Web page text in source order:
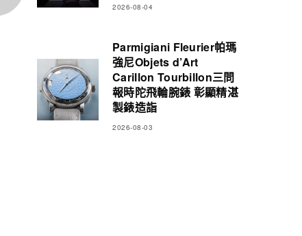
2026-08-04
Parmigiani Fleurier帕瑪
強尼Objets d’Art
Carillon Tourbillon三問
報時陀飛輪腕錶 彰顯精湛
製錶造詣
2026-08-03